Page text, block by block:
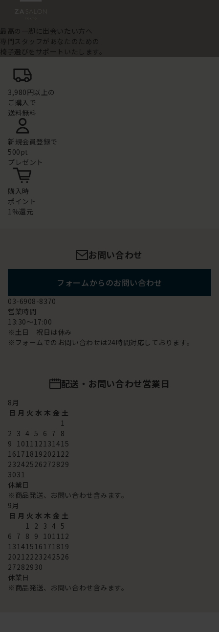
最高の一脚に出会いたい方へ
専門スタッフがあなたのための
椅子選びをサポートいたします。
3,980円以上の
ご購入で
送料無料
新規会員登録で
500pt
プレゼント
購入時
ポイント
1%還元
お問い合わせ
フォームからのお問い合わせ
03-6908-8370
営業時間
13:30～17:00
※土日 祝日は休み
※フォームでのお問い合わせは24時間対応しております。
配送・お問い合わせ営業日
8月
日 月 火 水 木 金 土
1
2 3 4 5 6 7 8
9 101112131415
16171819202122
23242526272829
3031
休業日
※商品発送、お問い合わせ含みます。
9月
日 月 火 水 木 金 土
1 2 3 4 5
6 7 8 9 101112
13141516171819
20212223242526
27282930
休業日
※商品発送、お問い合わせ含みます。